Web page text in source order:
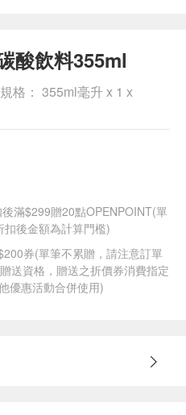
酸飲料355ml
格： 355ml毫升 x 1 x
滿$299贈20點OPENPOINT(單
後金額為計算門檻)
券(單筆不累贈，請注意訂單
送資格，贈送之折價券消費指定
優惠活動合併使用)